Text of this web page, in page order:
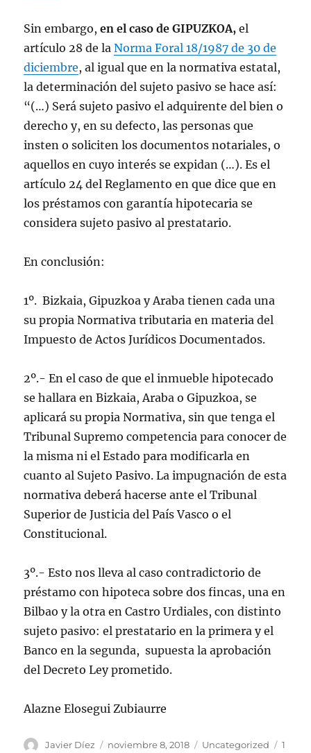
Sin embargo,en el caso de GIPUZKOA, el
artículo 28 de laNorma Foral 18/1987 de 30 de
diciembre, al igual que en la normativa estatal,
la determinación del sujeto pasivo se hace así:
“(…) Será sujeto pasivo el adquirente del bien o
derecho y, en su defecto, las personas que
insten o soliciten los documentos notariales, o
aquellos en cuyo interés se expidan (…). Es el
artículo 24 del Reglamento en que dice que en
los préstamos con garantía hipotecaria se
considera sujeto pasivo al prestatario.
En conclusión:
1º. Bizkaia, Gipuzkoa y Araba tienen cada una
su propia Normativa tributaria en materia del
Impuesto de Actos Jurídicos Documentados.
2º.- En el caso de que el inmueble hipotecado
se hallara en Bizkaia, Araba o Gipuzkoa, se
aplicará su propia Normativa, sin que tenga el
Tribunal Supremo competencia para conocer de
la misma ni el Estado para modificarla en
cuanto al Sujeto Pasivo. La impugnación de esta
normativa deberá hacerse ante el Tribunal
Superior de Justicia del País Vasco o el
Constitucional.
3º.- Esto nos lleva al caso contradictorio de
préstamo con hipoteca sobre dos fincas, una en
Bilbao y la otra en Castro Urdiales, con distinto
sujeto pasivo: el prestatario en la primera y el
Banco en la segunda, supuesta la aprobación
del Decreto Ley prometido.
Alazne Elosegui Zubiaurre
Autor
Javier Díez
Publicado
noviembre 8, 2018 Categorías
Uncategorized
1